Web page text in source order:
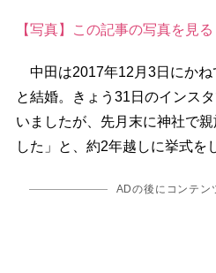
【写真】この記事の写真を見る
中田は2017年12月3日にかね
と結婚。きょう31日のインス
いましたが、先月末に神社で
した」と、約2年越しに挙式を
ADの後にコンテン